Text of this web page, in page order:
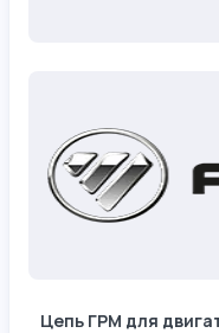
Цепь ГРМ для